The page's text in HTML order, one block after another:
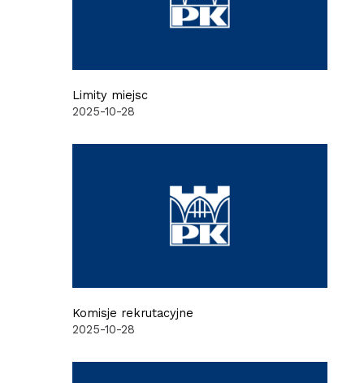
Limity miejsc
2025-10-28
Komisje rekrutacyjne
2025-10-28